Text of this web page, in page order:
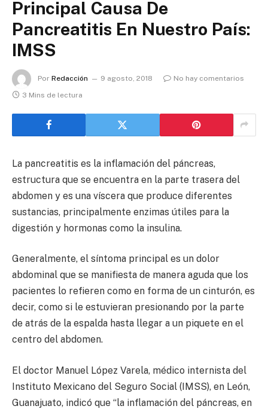
Principal Causa De
Pancreatitis En Nuestro País:
IMSS
Por Redacción 9 agosto, 2018
No hay comentarios
3 Mins de lectura
La pancreatitis es la inflamación del páncreas,
estructura que se encuentra en la parte trasera del
abdomen y es una víscera que produce diferentes
sustancias, principalmente enzimas útiles para la
digestión y hormonas como la insulina.
Generalmente, el síntoma principal es un dolor
abdominal que se manifiesta de manera aguda que los
pacientes lo refieren como en forma de un cinturón, es
decir, como si le estuvieran presionando por la parte
de atrás de la espalda hasta llegar a un piquete en el
centro del abdomen.
El doctor Manuel López Varela, médico internista del
Instituto Mexicano del Seguro Social (IMSS), en León,
Guanajuato, indicó que “la inflamación del páncreas, en